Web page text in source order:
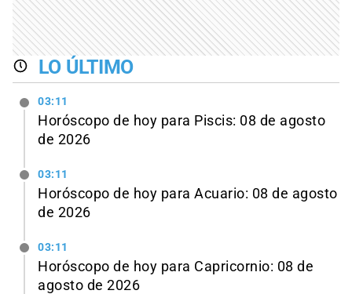
LO ÚLTIMO
03:11
Horóscopo de hoy para Piscis: 08 de agosto
de 2026
03:11
Horóscopo de hoy para Acuario: 08 de agosto
de 2026
03:11
Horóscopo de hoy para Capricornio: 08 de
agosto de 2026